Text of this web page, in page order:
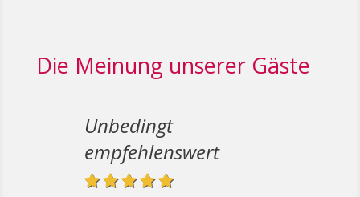
Die Meinung unserer Gäste
Unbedingt
empfehlenswert